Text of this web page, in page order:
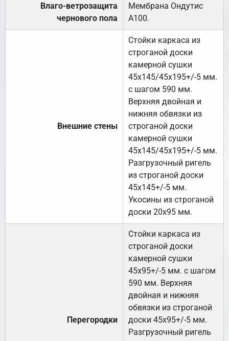
Влаго-ветрозащита
чернового пола
Мембрана Ондутис
А100.
Внешние стены
Стойки каркаса из
строганой доски
камерной сушки
45х145/45х195+/-5 мм.
с шагом 590 мм.
Верхняя двойная и
нижняя обвязки из
строганой доски
камерной сушки
45х145/45х195+/-5 мм.
Разгрузочный ригель
из строганой доски
45х145+/-5 мм.
Укосины из строганой
доски 20х95 мм.
Перегородки
Стойки каркаса из
строганой доски
камерной сушки
45х95+/-5 мм. с шагом
590 мм. Верхняя
двойная и нижняя
обвязки из строганой
доски 45х95+/-5 мм.
Разгрузочный ригель